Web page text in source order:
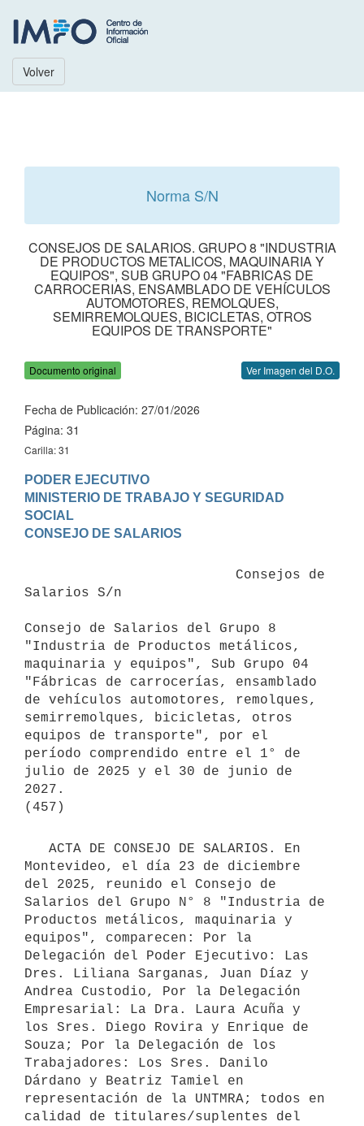
Volver
Norma S/N
CONSEJOS DE SALARIOS. GRUPO 8 "INDUSTRIA
DE PRODUCTOS METALICOS, MAQUINARIA Y
EQUIPOS", SUB GRUPO 04 "FABRICAS DE
CARROCERIAS, ENSAMBLADO DE VEHÍCULOS
AUTOMOTORES, REMOLQUES,
SEMIRREMOLQUES, BICICLETAS, OTROS
EQUIPOS DE TRANSPORTE"
Documento original Ver Imagen del D.O.
Fecha de Publicación: 27/01/2026
Página: 31
Carilla: 31
PODER EJECUTIVO
MINISTERIO DE TRABAJO Y SEGURIDAD
SOCIAL
Salarios S/n
Consejo de Salarios del Grupo 8
"Industria de Productos metálicos,
maquinaria y equipos", Sub Grupo 04
"Fábricas de carrocerías, ensamblado
de vehículos automotores, remolques,
semirremolques, bicicletas, otros
equipos de transporte", por el
período comprendido entre el 1° de
julio de 2025 y el 30 de junio de
2027.
Montevideo, el día 23 de diciembre
del 2025, reunido el Consejo de
Salarios del Grupo N° 8 "Industria de
Productos metálicos, maquinaria y
equipos", comparecen: Por la
Delegación del Poder Ejecutivo: Las
Dres. Liliana Sarganas, Juan Díaz y
Andrea Custodio, Por la Delegación
Empresarial: La Dra. Laura Acuña y
los Sres. Diego Rovira y Enrique de
Souza; Por la Delegación de los
Trabajadores: Los Sres. Danilo
Dárdano y Beatriz Tamiel en
representación de la UNTMRA; todos en
calidad de titulares/suplentes del